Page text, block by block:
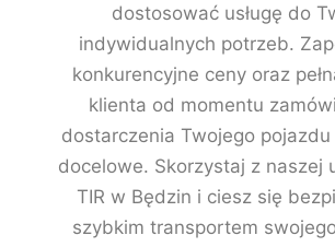
dostosować usługę do
indywidualnych potrzeb.
konkurencyjne ceny oraz
klienta od momentu
dostarczenia Twojego
docelowe. Skorzystaj z naszej
TIR w Będzin i ciesz się
szybkim transportem